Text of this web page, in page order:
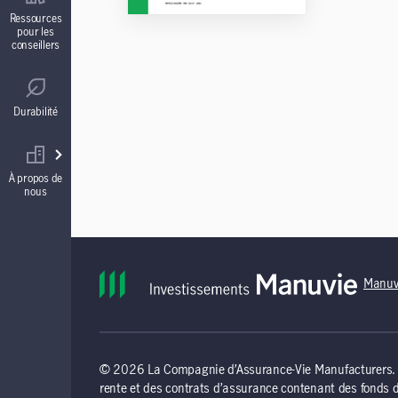
Contrats de fonds distincts
Ressources
pour les
conseillers
Durabilité
À propos de
nous
© 2026 La Compagnie d’Assurance-Vie
rente et des contrats d’assurance contenant des